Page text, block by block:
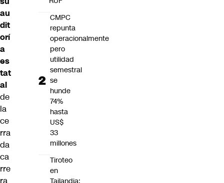
au
dit
orí
a
es
tat
al
de
la
ce
rra
da
ca
rre
ra
CMPC
repunta
operacionalmente
pero
utilidad
semestral
se
hunde
74%
hasta
US$
33
millones
Tiroteo
en
Tailandia: